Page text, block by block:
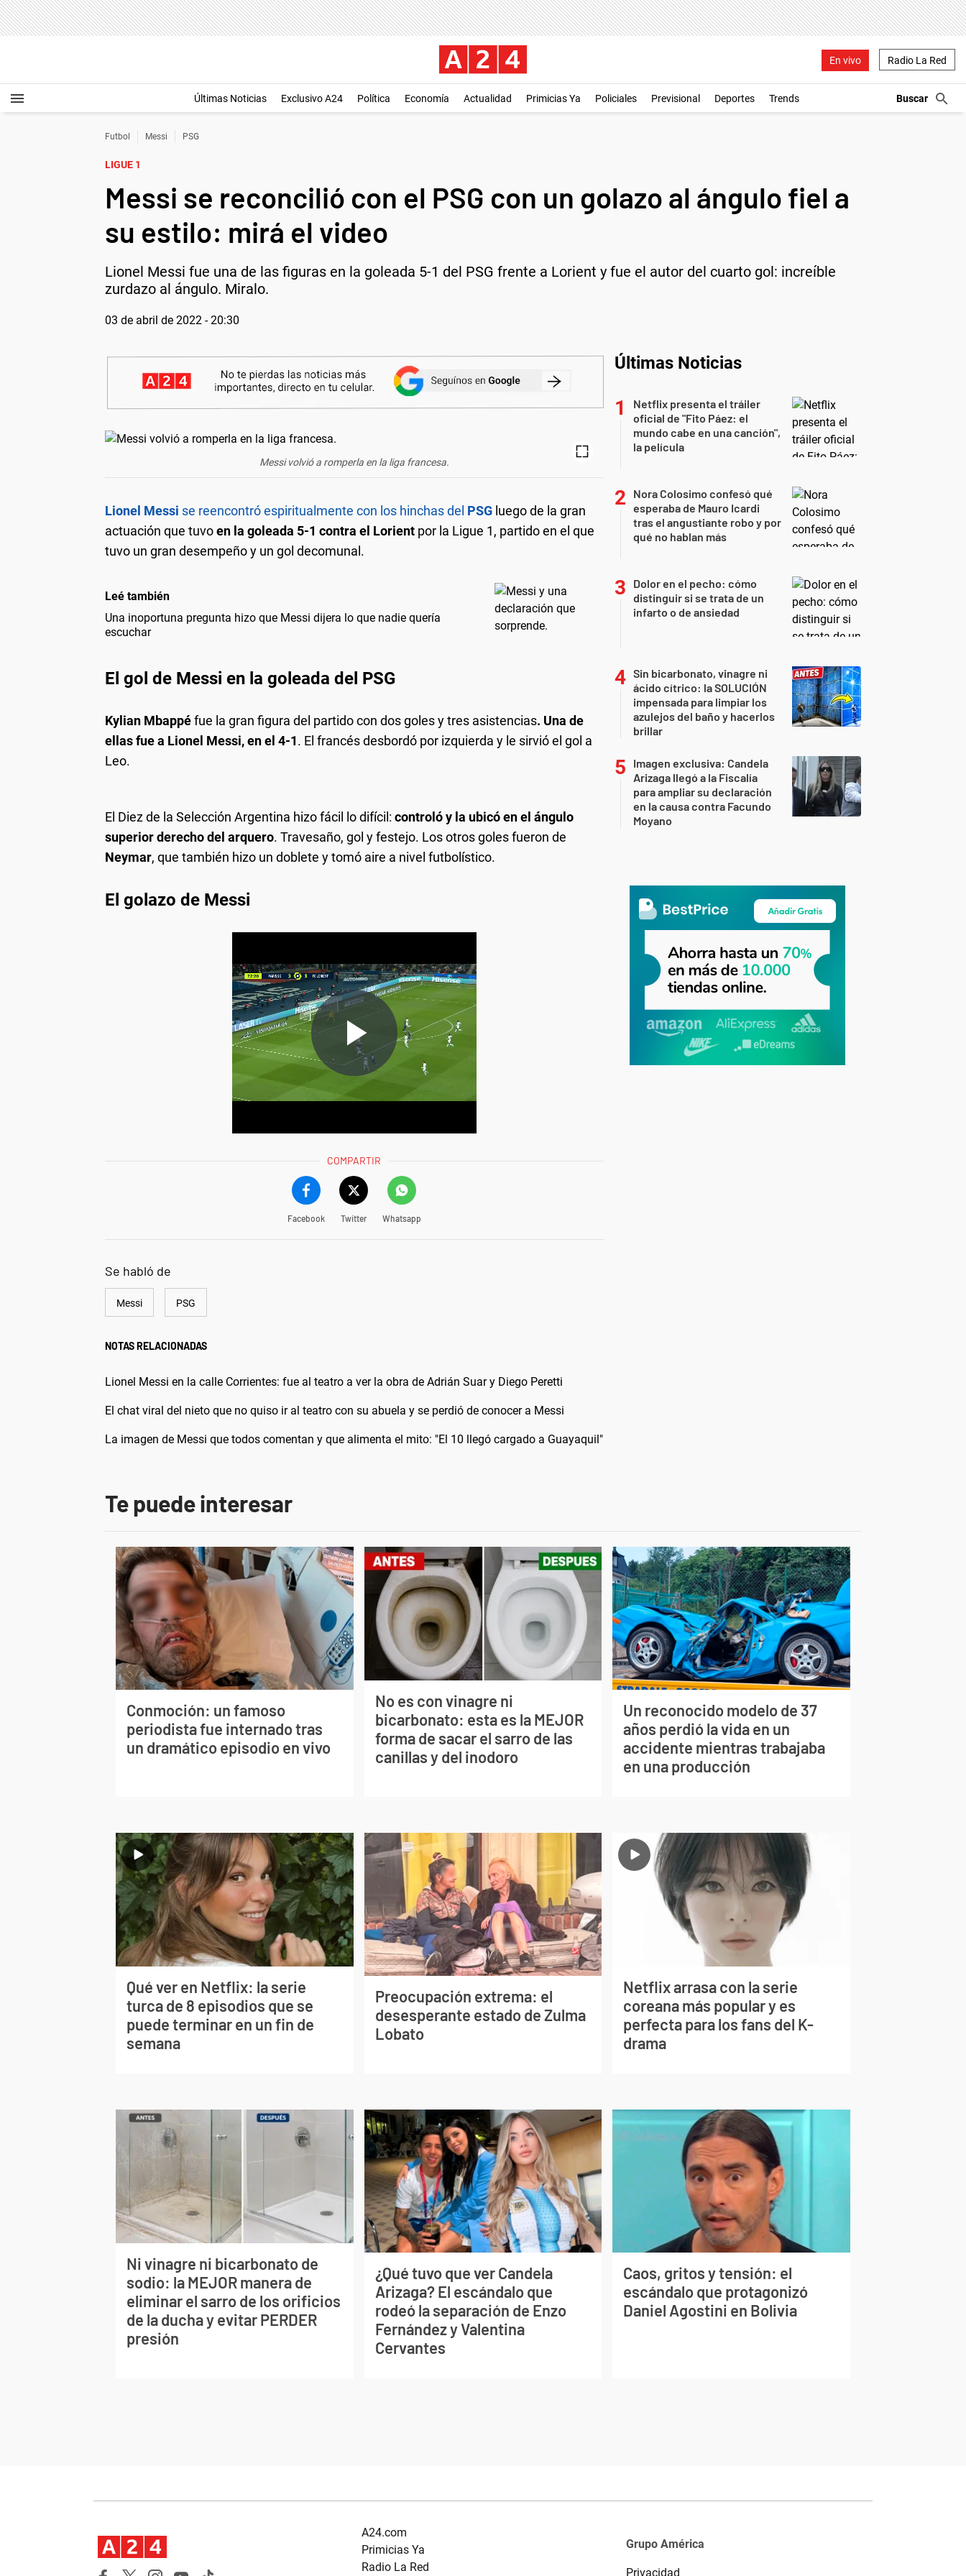
En vivo Radio La Red
Últimas Noticias Exclusivo A24 Política Economía Actualidad Primicias Ya Policiales Previsional Deportes Trends
Futbol Messi PSG
LIGUE 1
Messi se reconcilió con el PSG con un golazo al ángulo fiel a
su estilo: mirá el video
Lionel Messi fue una de las figuras en la goleada 5-1 del PSG frente a Lorient y fue el autor del cuarto gol: increíble
zurdazo al ángulo. Miralo.
03 de abril de 2022 - 20:30
Messi volvió a romperla en la liga francesa.
Lionel Messi se reencontró espiritualmente con los hinchas del PSG luego de la gran
actuación que tuvoen la goleada 5-1 contra el Lorient por la Ligue 1, partido en el que
tuvo un gran desempeño y un gol decomunal.
Leé también
Una inoportuna pregunta hizo que Messi dijera lo que nadie quería
escuchar
El gol de Messi en la goleada del PSG
Kylian Mbappéfue la gran figura del partido con dos goles y tres asistencias. Una de
ellas fue a Lionel Messi, en el 4-1. El francés desbordó por izquierda y le sirvió el gol a
Leo.
El Diez de la Selección Argentina hizo fácil lo difícil: controló y la ubicó en el ángulo
superior derecho del arquero. Travesaño, gol y festejo. Los otros goles fueron de
Neymar, que también hizo un doblete y tomó aire a nivel futbolístico.
El golazo de Messi
COMPARTIR
Facebook Twitter Whatsapp
Se habló de
Messi PSG
NOTAS RELACIONADAS
Lionel Messi en la calle Corrientes: fue al teatro a ver la obra de Adrián Suar y Diego Peretti
El chat viral del nieto que no quiso ir al teatro con su abuela y se perdió de conocer a Messi
La imagen de Messi que todos comentan y que alimenta el mito: "El 10 llegó cargado a Guayaquil"
Últimas Noticias
Netflix presenta el tráiler
oficial de "Fito Páez: el
mundo cabe en una canción",
la película
Nora Colosimo confesó qué
esperaba de Mauro Icardi
tras el angustiante robo y por
qué no hablan más
Dolor en el pecho: cómo
distinguir si se trata de un
infarto o de ansiedad
Sin bicarbonato, vinagre ni
ácido cítrico: la SOLUCIÓN
impensada para limpiar los
azulejos del baño y hacerlos
brillar
Imagen exclusiva: Candela
Arizaga llegó a la Fiscalía
para ampliar su declaración
en la causa contra Facundo
Moyano
Te puede interesar
Conmoción: un famoso
periodista fue internado tras
un dramático episodio en vivo
No es con vinagre ni
bicarbonato: esta es la MEJOR
forma de sacar el sarro de las
canillas y del inodoro
Un reconocido modelo de 37
años perdió la vida en un
accidente mientras trabajaba
en una producción
Qué ver en Netflix: la serie
turca de 8 episodios que se
puede terminar en un fin de
semana
Preocupación extrema: el
desesperante estado de Zulma
Lobato
Netflix arrasa con la serie
coreana más popular y es
perfecta para los fans del K-
drama
Ni vinagre ni bicarbonato de
sodio: la MEJOR manera de
eliminar el sarro de los orificios
de la ducha y evitar PERDER
presión
¿Qué tuvo que ver Candela
Arizaga? El escándalo que
rodeó la separación de Enzo
Fernández y Valentina
Cervantes
Caos, gritos y tensión: el
escándalo que protagonizó
Daniel Agostini en Bolivia
A24.com
Primicias Ya
Radio La Red
Grupo América
Privacidad